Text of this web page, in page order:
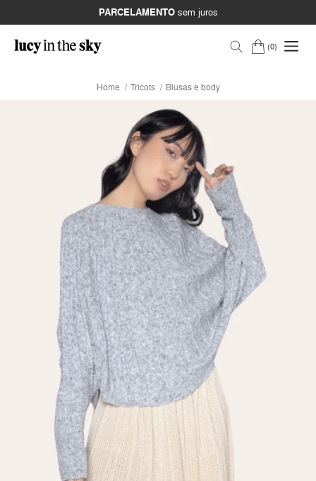
PARCELAMENTOsem juros
0
Home Tricots Blusas e body